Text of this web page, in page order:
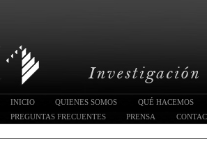
INICIO QUIENES SOMOS
QUÉ HACEMOS
PREGUNTAS FRECUENTES
PRENSA